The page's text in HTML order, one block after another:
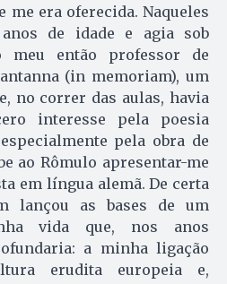
me era oferecida. Naqueles
de idade e agia sob
meu então professor de
(in memoriam), um
no correr das aulas, havia
interesse pela poesia
pela obra de
ao Rômulo apresentar-me
em língua alemã. De certa
lançou as bases de um
vida que, nos anos
a minha ligação
erudita europeia e,